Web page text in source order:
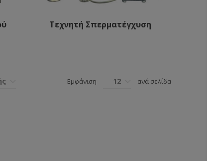
Τεχνητή Σπερματέγχυση
Εμφάνιση 12 ανά σελίδα